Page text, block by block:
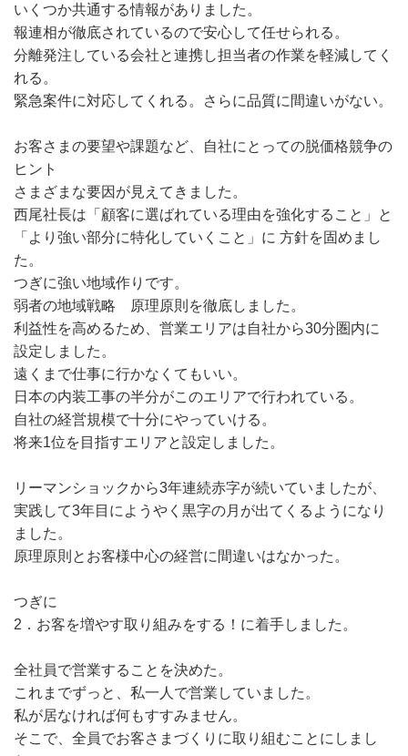
いくつか共通する情報がありました。
報連相が徹底されているので安心して任せられる。
分離発注している会社と連携し担当者の作業を軽減してく
れる。
緊急案件に対応してくれる。さらに品質に間違いがない。
お客さまの要望や課題など、自社にとっての脱価格競争の
ヒント
さまざまな要因が見えてきました。
西尾社長は「顧客に選ばれている理由を強化すること」と
「より強い部分に特化していくこと」に 方針を固めまし
た。
つぎに強い地域作りです。
弱者の地域戦略 原理原則を徹底しました。
利益性を高めるため、営業エリアは自社から30分圏内に
設定しました。
遠くまで仕事に行かなくてもいい。
日本の内装工事の半分がこのエリアで行われている。
自社の経営規模で十分にやっていける。
将来1位を目指すエリアと設定しました。
リーマンショックから3年連続赤字が続いていましたが、
実践して3年目にようやく黒字の月が出てくるようになり
ました。
原理原則とお客様中心の経営に間違いはなかった。
つぎに
2．お客を増やす取り組みをする！に着手しました。
全社員で営業することを決めた。
これまでずっと、私一人で営業していました。
私が居なければ何もすすみません。
そこで、全員でお客さまづくりに取り組むことにしまし